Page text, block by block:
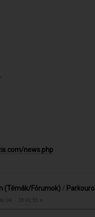
news.php
(Témák/Fórumok)/
04. - 18:41:55 »